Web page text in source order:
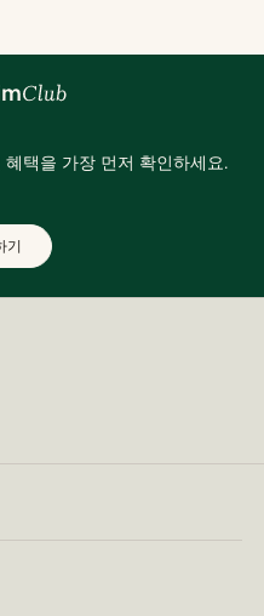
택을 가장 먼저 확인하세요.
기